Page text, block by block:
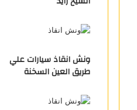
ونش انقاذ سيارات علي
طريق العين السخنة